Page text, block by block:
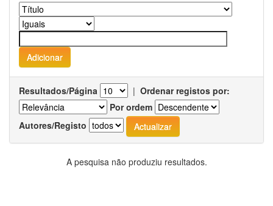
Resultados/Página | Ordenar registos por:
Por ordem
Autores/Registo
A pesquisa não produziu resultados.